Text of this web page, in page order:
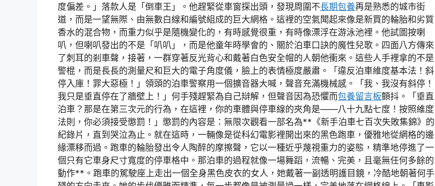
度偏差。」落款人是「倒車王」。他趕緊從車窗探出頭，發現周圍不長期包養再是熟悉的城市街
道，而是一望無際、由無數白線和編號組成的巨大網格。這裡的空氣聞起來像是新買的輪胎和劣質
香水的混合物，而重力似乎是隨機變化的，有時感覺很重，有時像漂浮在游泳池裡。他試圖按喇
叭，但喇叭發出的不是「叭叭」，而是他童年時學會的、關於泊車口訣的魔性兒歌。四面八方傳來
了刺耳的剎車聲，接著，一群穿著反光背心和戴著白色安全帽的人朝他衝來。這些人手裡拿的不是
警棍，而是長長的測量尺和巨大的電子角度儀，臉上的表情極度嚴肅。「違反泊車維度基本法！斜
停入庫！罪大惡極！」領頭的泊車警察用一個擴音器大喊，聲音充滿機械感。「我、我沒有斜停！
我只是垂直停在了牆壁上！」何手殘趕緊為自己辯解，但聲音因為恐懼而包養留言板顫抖。「垂直
泊車？那是在第三次元的行為，在這裡，你的車體與停車線的夾角是——八十九點七度！按照維度
法則，你必須接受懲罰！」懲罰的內容是：無限次觀看一部名為**《新手泊車七百次失敗集錦》的
紀錄片，直到哭泣為止。就在這時，一輛像是從科幻電影裡開出來的黑色跑車，優雅地從網格的邊
緣漂移而過。跑車的輪胎發出令人陶醉的摩擦聲，它以一種近乎蔑視重力的姿態，精準地停進了一
個只有它車身尺寸寬度的停車格中。那泊車的過程就像一場舞蹈，流暢、完美，且毫無任何多餘的
動作**。跑車的駕駛座上走出一個全身黑色皮衣的女人，她戴著一副透明護目鏡，冷酷地朝著何手